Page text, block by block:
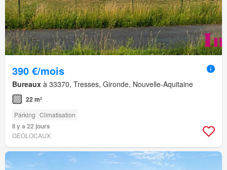
390 €/mois
Bureaux à 33370, Tresses, Gironde, Nouvelle-Aquitaine
22 m²
Parking Climatisation
Il y a 22 jours
GEOLOCAUX